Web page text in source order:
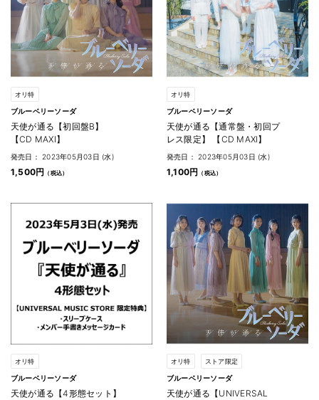
オリ特
ブルーベリーソーダ
天使が通る【初回盤B】
【CD MAXI】
発売日： 2023年05月03日 (水)
1,500円
オリ特
ブルーベリーソーダ
天使が通る【通常盤・初回プ
レス限定】 【CD MAXI】
発売日： 2023年05月03日 (水)
1,100円
オリ特
ブルーベリーソーダ
天使が通る【4形態セット】
オリ特 ストア限定
ブルーベリーソーダ
天使が通る【UNIVERSAL